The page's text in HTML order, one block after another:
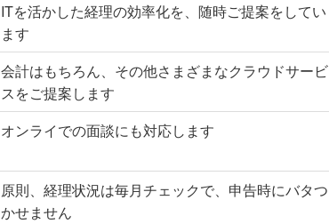
ITを活かした経理の効率化を、随時ご提案をしてい
ます
会計はもちろん、その他さまざまなクラウドサービ
スをご提案します
オンライでの面談にも対応します
原則、経理状況は毎月チェックで、申告時にバタつ
かせません